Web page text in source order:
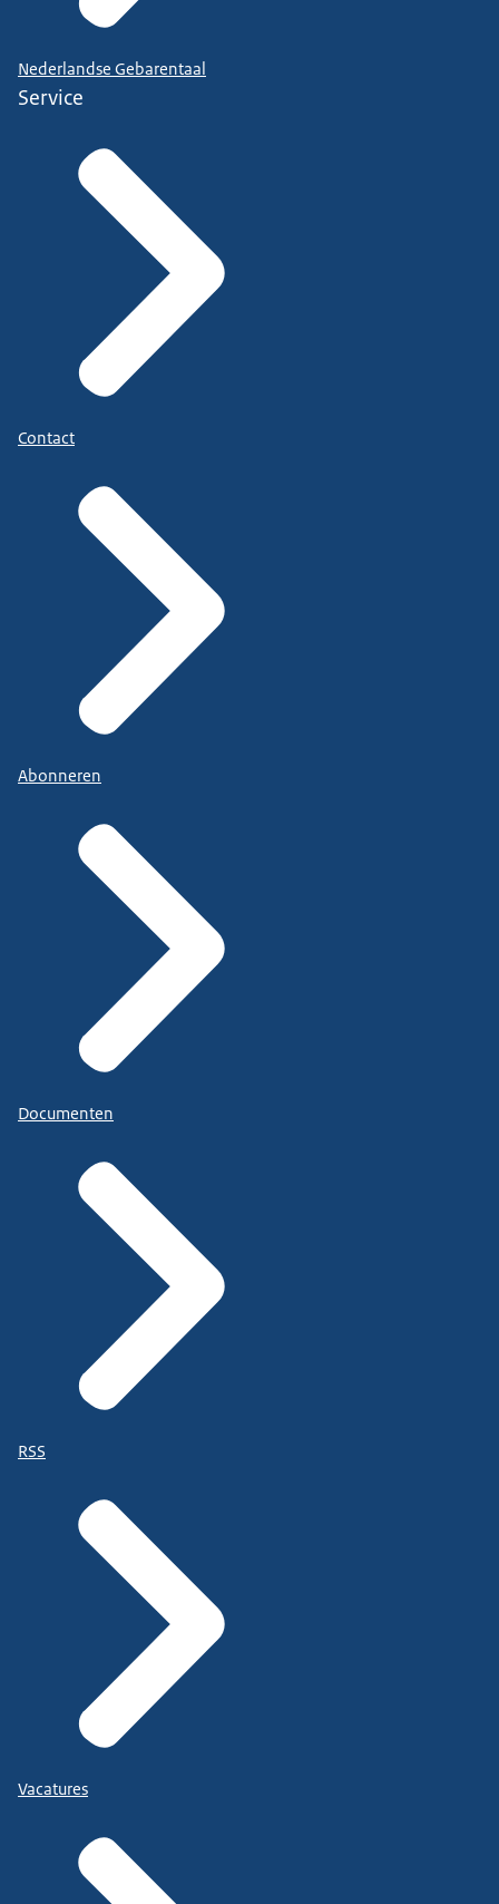
Nederlandse Gebarentaal
Service
Contact
Abonneren
Documenten
RSS
Vacatures